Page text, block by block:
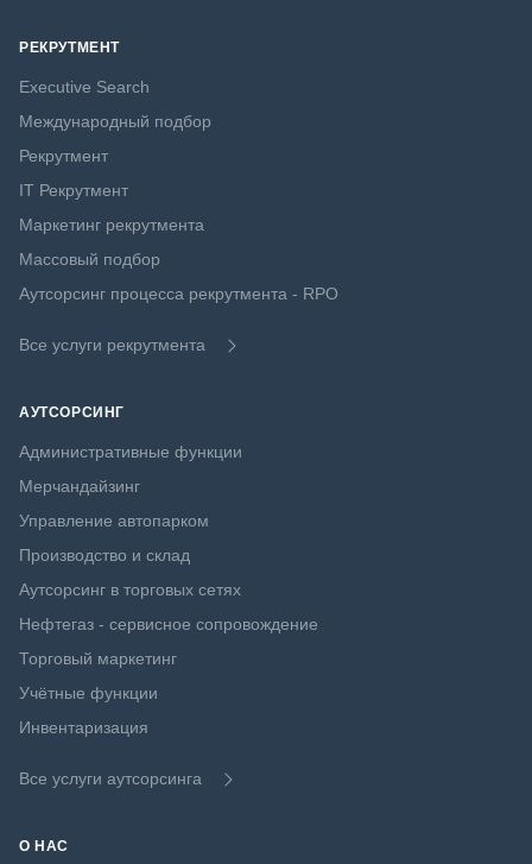
РЕКРУТМЕНТ
Executive Search
Международный подбор
Рекрутмент
IT Рекрутмент
Маркетинг рекрутмента
Массовый подбор
Аутсорсинг процесса рекрутмента - RPO
Все услуги рекрутмента
АУТСОРСИНГ
Административные функции
Мерчандайзинг
Управление автопарком
Производство и склад
Аутсорсинг в торговых сетях
Нефтегаз - сервисное сопровождение
Торговый маркетинг
Учётные функции
Инвентаризация
Все услуги аутсорсинга
О НАС